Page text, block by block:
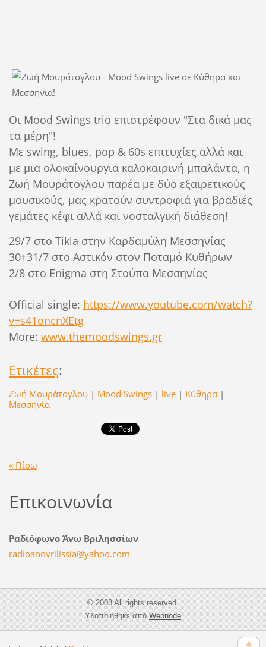
Οι Mood Swings trio επιστρέφουν "Στα δικά μας
τα μέρη"!
Με swing, blues, pop & 60s επιτυχίες αλλά και
με μια ολοκαίνουργια καλοκαιρινή μπαλάντα, η
Ζωή Μουράτογλου παρέα με δύο εξαιρετικούς
μουσικούς, μας κρατούν συντροφιά για βραδιές
γεμάτες κέφι αλλά και νοσταλγική διάθεση!
29/7 στο Tikla στην Καρδαμύλη Μεσσηνίας
30+31/7 στο Αστικόν στον Ποταμό Κυθήρων
2/8 στο Enigma στη Στούπα Μεσσηνίας
Official single: https://www.youtube.com/watch?
v=s41oncnXEtg
More: www.themoodswings.gr
Ετικέτες:
Ζωή Μουράτογλου | Mood Swings | live | Κύθηρα |
Μεσσηνία
« Πίσω
Επικοινωνία
Ραδιόφωνο Άνω Βριλησσίων
radioanovrilissia@yahoo.com
© 2008 All rights reserved.
Υλοποιήθηκε απόWebnode